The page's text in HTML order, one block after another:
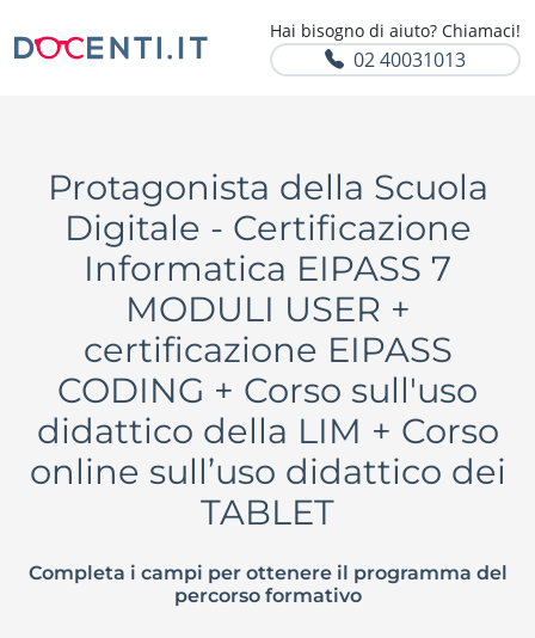
Hai bisogno di aiuto? Chiamaci!
02 40031013
Protagonista della Scuola
Digitale - Certificazione
Informatica EIPASS 7
MODULI USER +
certificazione EIPASS
CODING + Corso sull'uso
didattico della LIM + Corso
online sull’uso didattico dei
TABLET
Completa i campi per ottenere il programma del
percorso formativo